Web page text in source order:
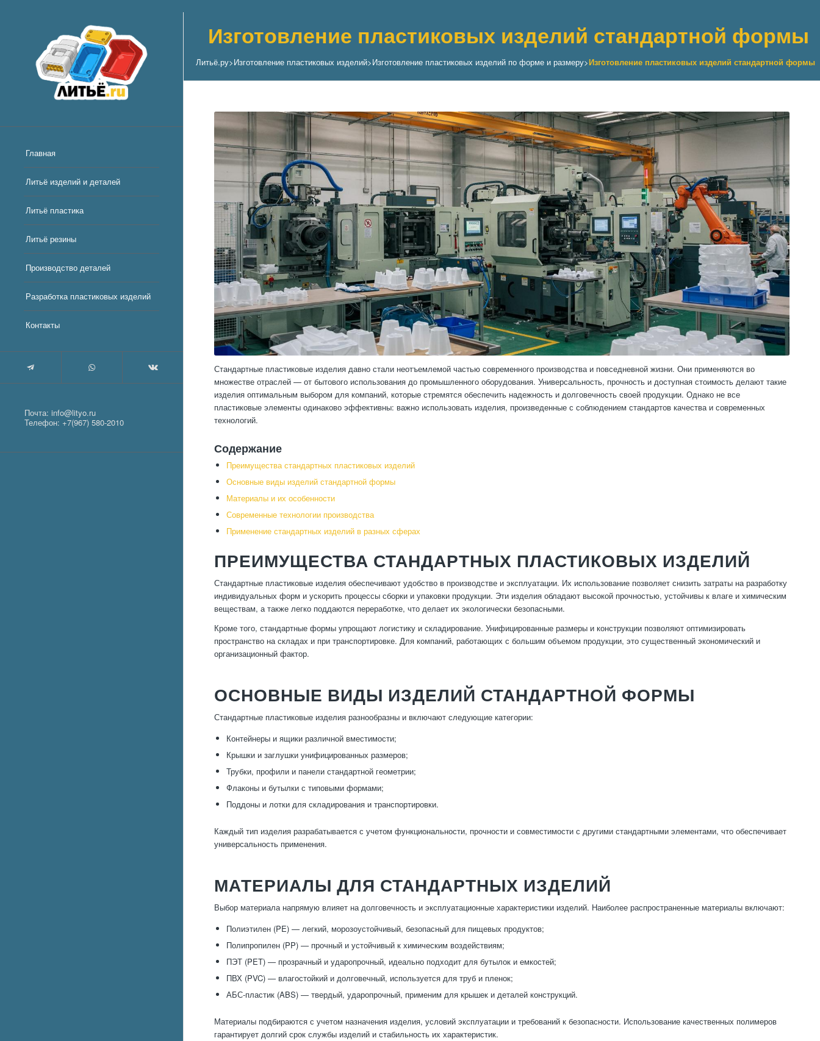
Главная
Литьё изделий и деталей
Литьё пластика
Литьё резины
Производство деталей
Разработка пластиковых изделий
Контакты
Почта: info@lityo.ru
Телефон: +7(967) 580-2010
Изготовление пластиковых изделий стандартной формы
Литьё.ру>Изготовление пластиковых изделий>Изготовление пластиковых изделий по форме и размеру>Изготовление пластиковых изделий стандартной формы
Стандартные пластиковые изделия давно стали неотъемлемой частью современного производства и повседневной жизни. Они применяются во
множестве отраслей — от бытового использования до промышленного оборудования. Универсальность, прочность и доступная стоимость делают такие
изделия оптимальным выбором для компаний, которые стремятся обеспечить надежность и долговечность своей продукции. Однако не все
пластиковые элементы одинаково эффективны: важно использовать изделия, произведенные с соблюдением стандартов качества и современных
технологий.
Содержание
Преимущества стандартных пластиковых изделий
Основные виды изделий стандартной формы
Материалы и их особенности
Современные технологии производства
Применение стандартных изделий в разных сферах
ПРЕИМУЩЕСТВА СТАНДАРТНЫХ ПЛАСТИКОВЫХ ИЗДЕЛИЙ
Стандартные пластиковые изделия обеспечивают удобство в производстве и эксплуатации. Их использование позволяет снизить затраты на разработку
индивидуальных форм и ускорить процессы сборки и упаковки продукции. Эти изделия обладают высокой прочностью, устойчивы к влаге и химическим
веществам, а также легко поддаются переработке, что делает их экологически безопасными.
Кроме того, стандартные формы упрощают логистику и складирование. Унифицированные размеры и конструкции позволяют оптимизировать
пространство на складах и при транспортировке. Для компаний, работающих с большим объемом продукции, это существенный экономический и
организационный фактор.
ОСНОВНЫЕ ВИДЫ ИЗДЕЛИЙ СТАНДАРТНОЙ ФОРМЫ
Стандартные пластиковые изделия разнообразны и включают следующие категории:
Контейнеры и ящики различной вместимости;
Крышки и заглушки унифицированных размеров;
Трубки, профили и панели стандартной геометрии;
Флаконы и бутылки с типовыми формами;
Поддоны и лотки для складирования и транспортировки.
Каждый тип изделия разрабатывается с учетом функциональности, прочности и совместимости с другими стандартными элементами, что обеспечивает
универсальность применения.
МАТЕРИАЛЫ ДЛЯ СТАНДАРТНЫХ ИЗДЕЛИЙ
Выбор материала напрямую влияет на долговечность и эксплуатационные характеристики изделий. Наиболее распространенные материалы включают:
Полиэтилен (PE) — легкий, морозоустойчивый, безопасный для пищевых продуктов;
Полипропилен (PP) — прочный и устойчивый к химическим воздействиям;
ПЭТ (PET) — прозрачный и ударопрочный, идеально подходит для бутылок и емкостей;
ПВХ (PVC) — влагостойкий и долговечный, используется для труб и пленок;
АБС-пластик (ABS) — твердый, ударопрочный, применим для крышек и деталей конструкций.
Материалы подбираются с учетом назначения изделия, условий эксплуатации и требований к безопасности. Использование качественных полимеров
гарантирует долгий срок службы изделий и стабильность их характеристик.